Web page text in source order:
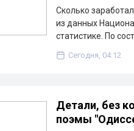
Сколько
из данных
статистике. По
Сегодня, 04:12
Детали, без
поэмы